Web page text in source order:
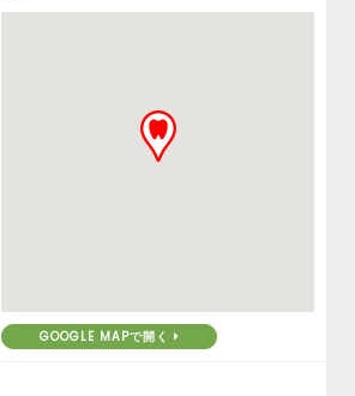
GOOGLE MAPで開く